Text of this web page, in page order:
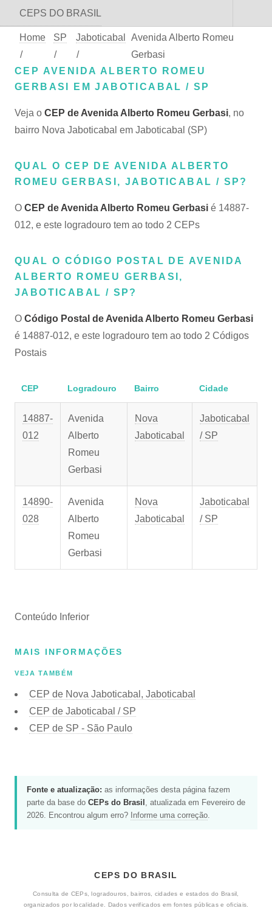
CEPS DO BRASIL
Home
/
SP
/
Jaboticabal
/
Avenida Alberto Romeu
Gerbasi
CEP AVENIDA ALBERTO ROMEU
GERBASI EM JABOTICABAL / SP
Veja o CEP de Avenida Alberto Romeu Gerbasi, no
bairro Nova Jaboticabal em Jaboticabal (SP)
QUAL O CEP DE AVENIDA ALBERTO
ROMEU GERBASI, JABOTICABAL / SP?
O CEP de Avenida Alberto Romeu Gerbasi é 14887-
012, e este logradouro tem ao todo 2 CEPs
QUAL O CÓDIGO POSTAL DE AVENIDA
ALBERTO ROMEU GERBASI,
JABOTICABAL / SP?
O Código Postal de Avenida Alberto Romeu Gerbasi
é 14887-012, e este logradouro tem ao todo 2 Códigos
Postais
CEP Logradouro Bairro Cidade
14887-
012
Avenida
Alberto
Romeu
Gerbasi
Nova
Jaboticabal
Jaboticabal
/ SP
14890-
028
Avenida
Alberto
Romeu
Gerbasi
Nova
Jaboticabal
Jaboticabal
/ SP
Conteúdo Inferior
MAIS INFORMAÇÕES
VEJA TAMBÉM
CEP de Nova Jaboticabal, Jaboticabal
CEP de Jaboticabal / SP
CEP de SP - São Paulo
Fonte e atualização: as informações desta página fazem
parte da base do CEPs do Brasil , atualizada em Fevereiro de
2026. Encontrou algum erro? Informe uma correção.
CEPS DO BRASIL
Consulta de CEPs, logradouros, bairros, cidades e estados do Brasil,
organizados por localidade. Dados verificados em fontes públicas e oficiais.